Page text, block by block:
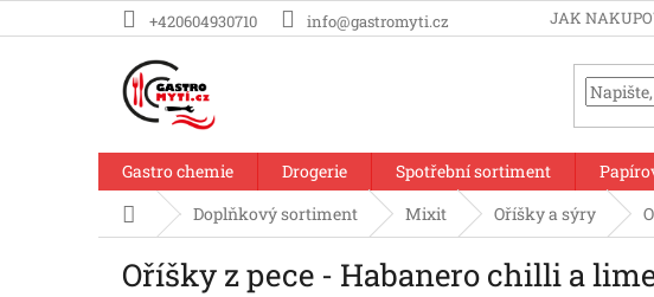
na
+420604930710 info@gastromyti.cz JAK
Gastro chemie Drogerie Spotřební sortiment
Domů Doplňkový sortiment Mixit Oříšky a sýry
Oříšky z pece - Habanero chilli a